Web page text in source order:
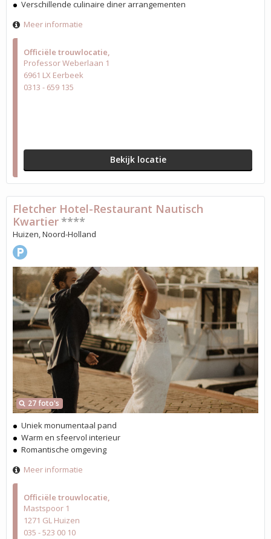
Officiële trouwlocatie
Professor Weberlaan 1
6961 LX Eerbeek
0313 - 659 135
Bekijk locatie
Verschillende culinaire diner arrangementen
Meer informatie
Officiële trouwlocatie
Mastspoor 1
1271 GL Huizen
035 - 523 00 10
27 foto's
Fletcher Hotel-Restaurant Nautisch
Kwartier ****
Huizen, Noord-Holland
Uniek monumentaal pand
Warm en sfeervol interieur
Romantische omgeving
Meer informatie